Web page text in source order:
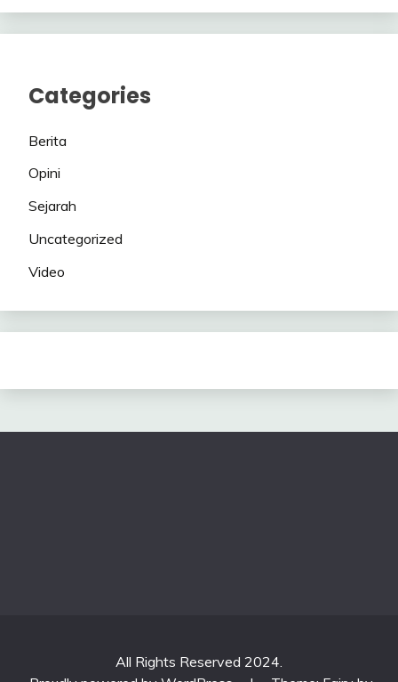
Categories
Berita
Opini
Sejarah
Uncategorized
Video
All Rights Reserved 2024.